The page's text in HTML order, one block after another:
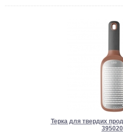
Терка для твердих